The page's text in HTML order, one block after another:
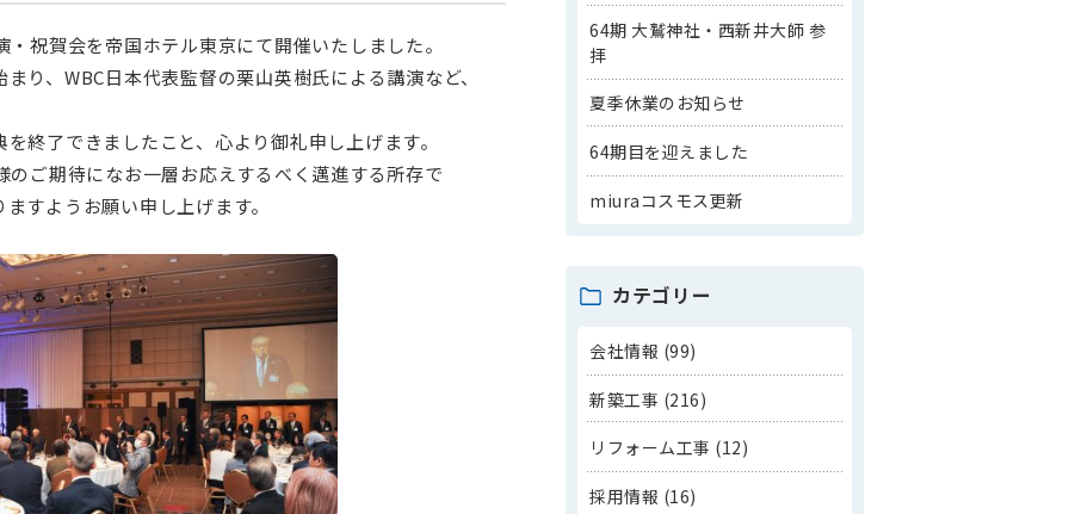
祝賀会を帝国ホテル東京にて開催いたしました。
り、WBC日本代表監督の栗山英樹氏による講演など、
終了できましたこと、心より御礼申し上げます。
ご期待になお一層お応えするべく邁進する所存で
すようお願い申し上げます。
64期 大鷲神社・西新井大師 参
拝
夏季休業のお知らせ
64期目を迎えました
miuraコスモス更新
カテゴリー
会社情報 (99)
新築工事 (216)
リフォーム工事 (12)
採用情報 (16)